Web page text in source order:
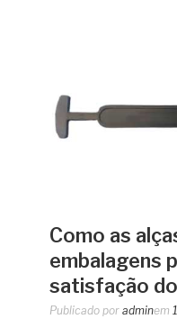
Como as
embalagens
satisfação
Publicado por adminem